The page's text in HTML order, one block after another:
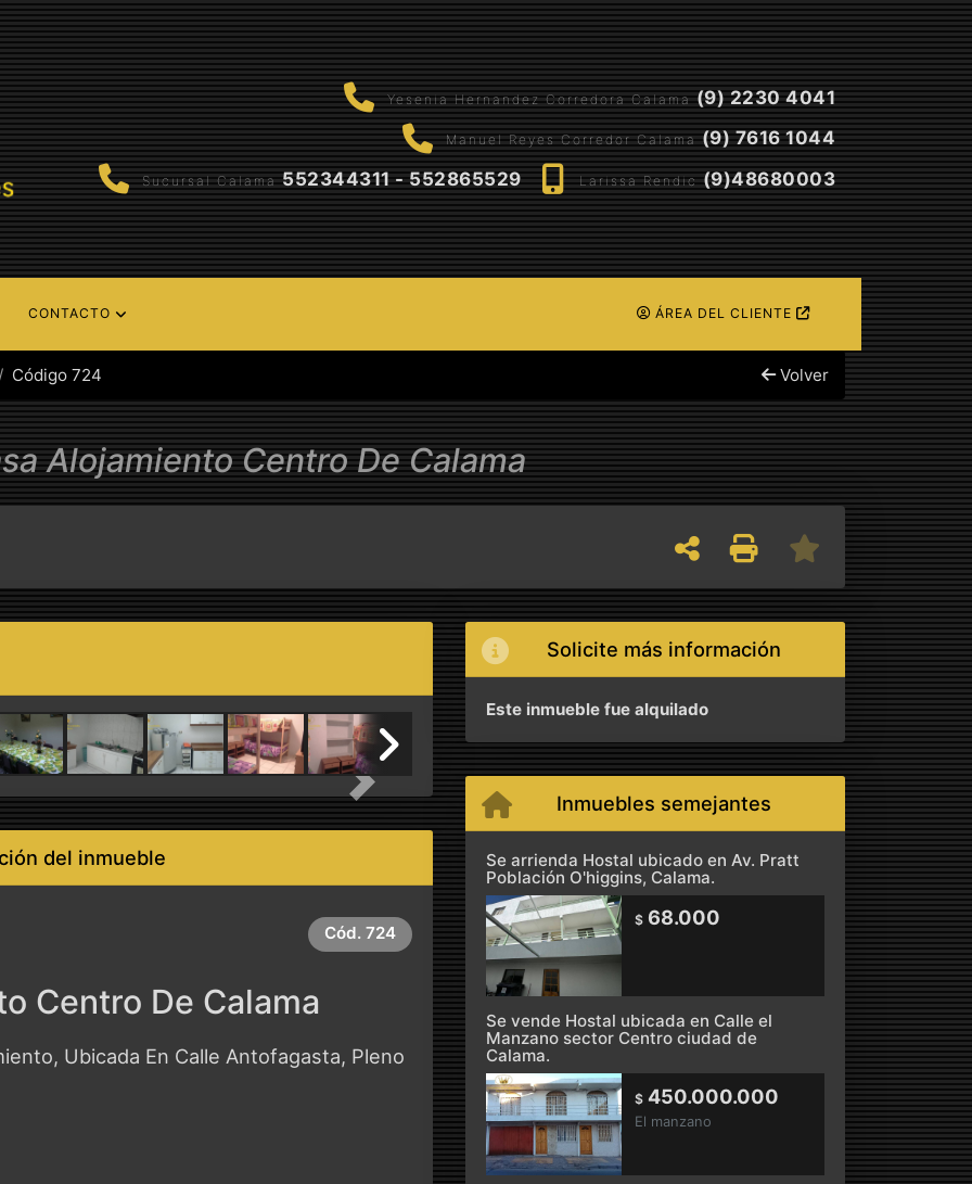
Yesenia Hernandez Corredora Calama (9) 2230 4041
Manuel Reyes Corredor Calama (9) 7616 1044
Sucursal Calama 552344311 - 552865529 Larissa Rendic (9)48680003
CONTACTO ÁREA DEL CLIENTE
Código 724 Volver
Alojamiento Centro De Calama
Next
del inmueble
Cód. 724
Centro De Calama
Ubicada En Calle Antofagasta, Pleno
Solicite más información
Este inmueble fue alquilado
Inmuebles semejantes
Se arrienda Hostal ubicado en Av. Pratt
Población O'higgins, Calama.
$68.000
Se vende Hostal ubicada en Calle el
Manzano sector Centro ciudad de
Calama.
$450.000.000
El manzano